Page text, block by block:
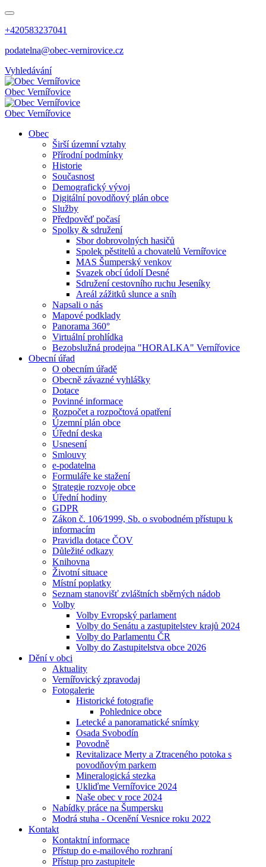
+420583237041
podatelna@obec-vernirovice.cz
Vyhledávání
Obec Vernířovice
Obec Vernířovice
Obec
Širší územní vztahy
Přírodní podmínky
Historie
Současnost
Demografický vývoj
Digitální povodňový plán obce
Služby
Předpověď počasí
Spolky & sdružení
Sbor dobrovolných hasičů
Spolek pěstitelů a chovatelů Vernířovice
MAS Šumperský venkov
Svazek obcí údolí Desné
Sdružení cestovního ruchu Jeseníky
Areál zážitků slunce a sníh
Napsali o nás
Mapové podklady
Panorama 360°
Virtuální prohlídka
Bezobslužná prodejna "HORALKA" Vernířovice
Obecní úřad
O obecním úřadě
Obecně závazné vyhlášky
Dotace
Povinné informace
Rozpočet a rozpočtová opatření
Územní plán obce
Úřední deska
Usnesení
Smlouvy
e-podatelna
Formuláře ke stažení
Strategie rozvoje obce
Úřední hodiny
GDPR
Zákon č. 106⁄1999, Sb. o svobodném přístupu k
informacím
Pravidla dotace ČOV
Důležité odkazy
Knihovna
Životní situace
Místní poplatky
Seznam stanovišť zvláštních sběrných nádob
Volby
Volby Evropský parlament
Volby do Senátu a zastupitelstev krajů 2024
Volby do Parlamentu ČR
Volby do Zastupitelstva obce 2026
Dění v obci
Aktuality
Vernířovický zpravodaj
Fotogalerie
Historické fotografie
Pohlednice obce
Letecké a panoramatické snímky
Osada Svobodín
Povodně
Revitalizace Merty a Ztraceného potoka s
povodňovým parkem
Mineralogická stezka
Ukliďme Vernířovice 2024
Naše obec v roce 2024
Nabídky práce na Šumpersku
Modrá stuha - Ocenění Vesnice roku 2022
Kontakt
Kontaktní informace
Přístup do e-mailového rozhraní
Přístup pro zastupitele